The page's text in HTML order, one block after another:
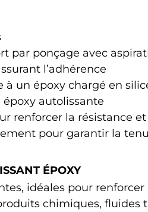
par ponçage avec
l’adhérence
à un époxy chargé en
autolissante
renforcer la résistance
pour garantir la
ÉPOXY
idéales pour
chimiques,